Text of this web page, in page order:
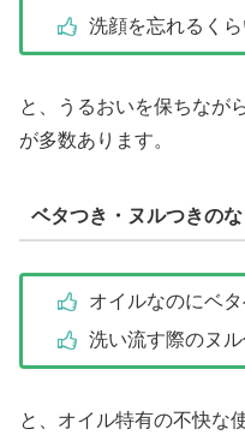
洗顔を忘れるく
と、うるおいを保ちなが
が多数あります。
ベタつき・ヌルつきのな
オイルなのにベ
洗い流す際のヌ
と、オイル特有の不快な